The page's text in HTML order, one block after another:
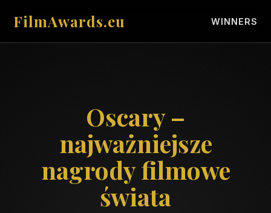
FilmAwards.eu WINNERS
Oscary –
najważniejsze
nagrody filmowe
świata